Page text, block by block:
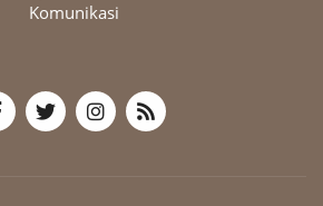
Komunikasi